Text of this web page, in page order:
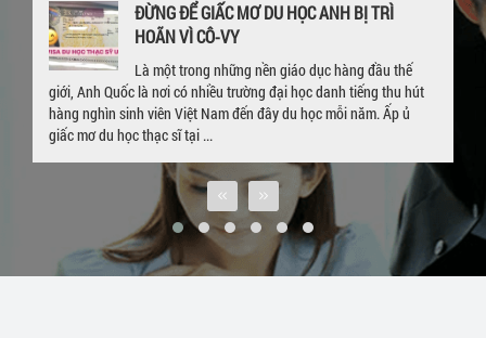
ĐỪNG ĐỂ GIẤC MƠ DU HỌC ANH BỊ TRÌ
HOÃN VÌ CÔ-VY
Là một trong những nền giáo dục hàng đầu thế
giới, Anh Quốc là nơi có nhiều trường đại học danh tiếng thu hút
hàng nghìn sinh viên Việt Nam đến đây du học mỗi năm. Ấp ủ
giấc mơ du học thạc sĩ tại ...